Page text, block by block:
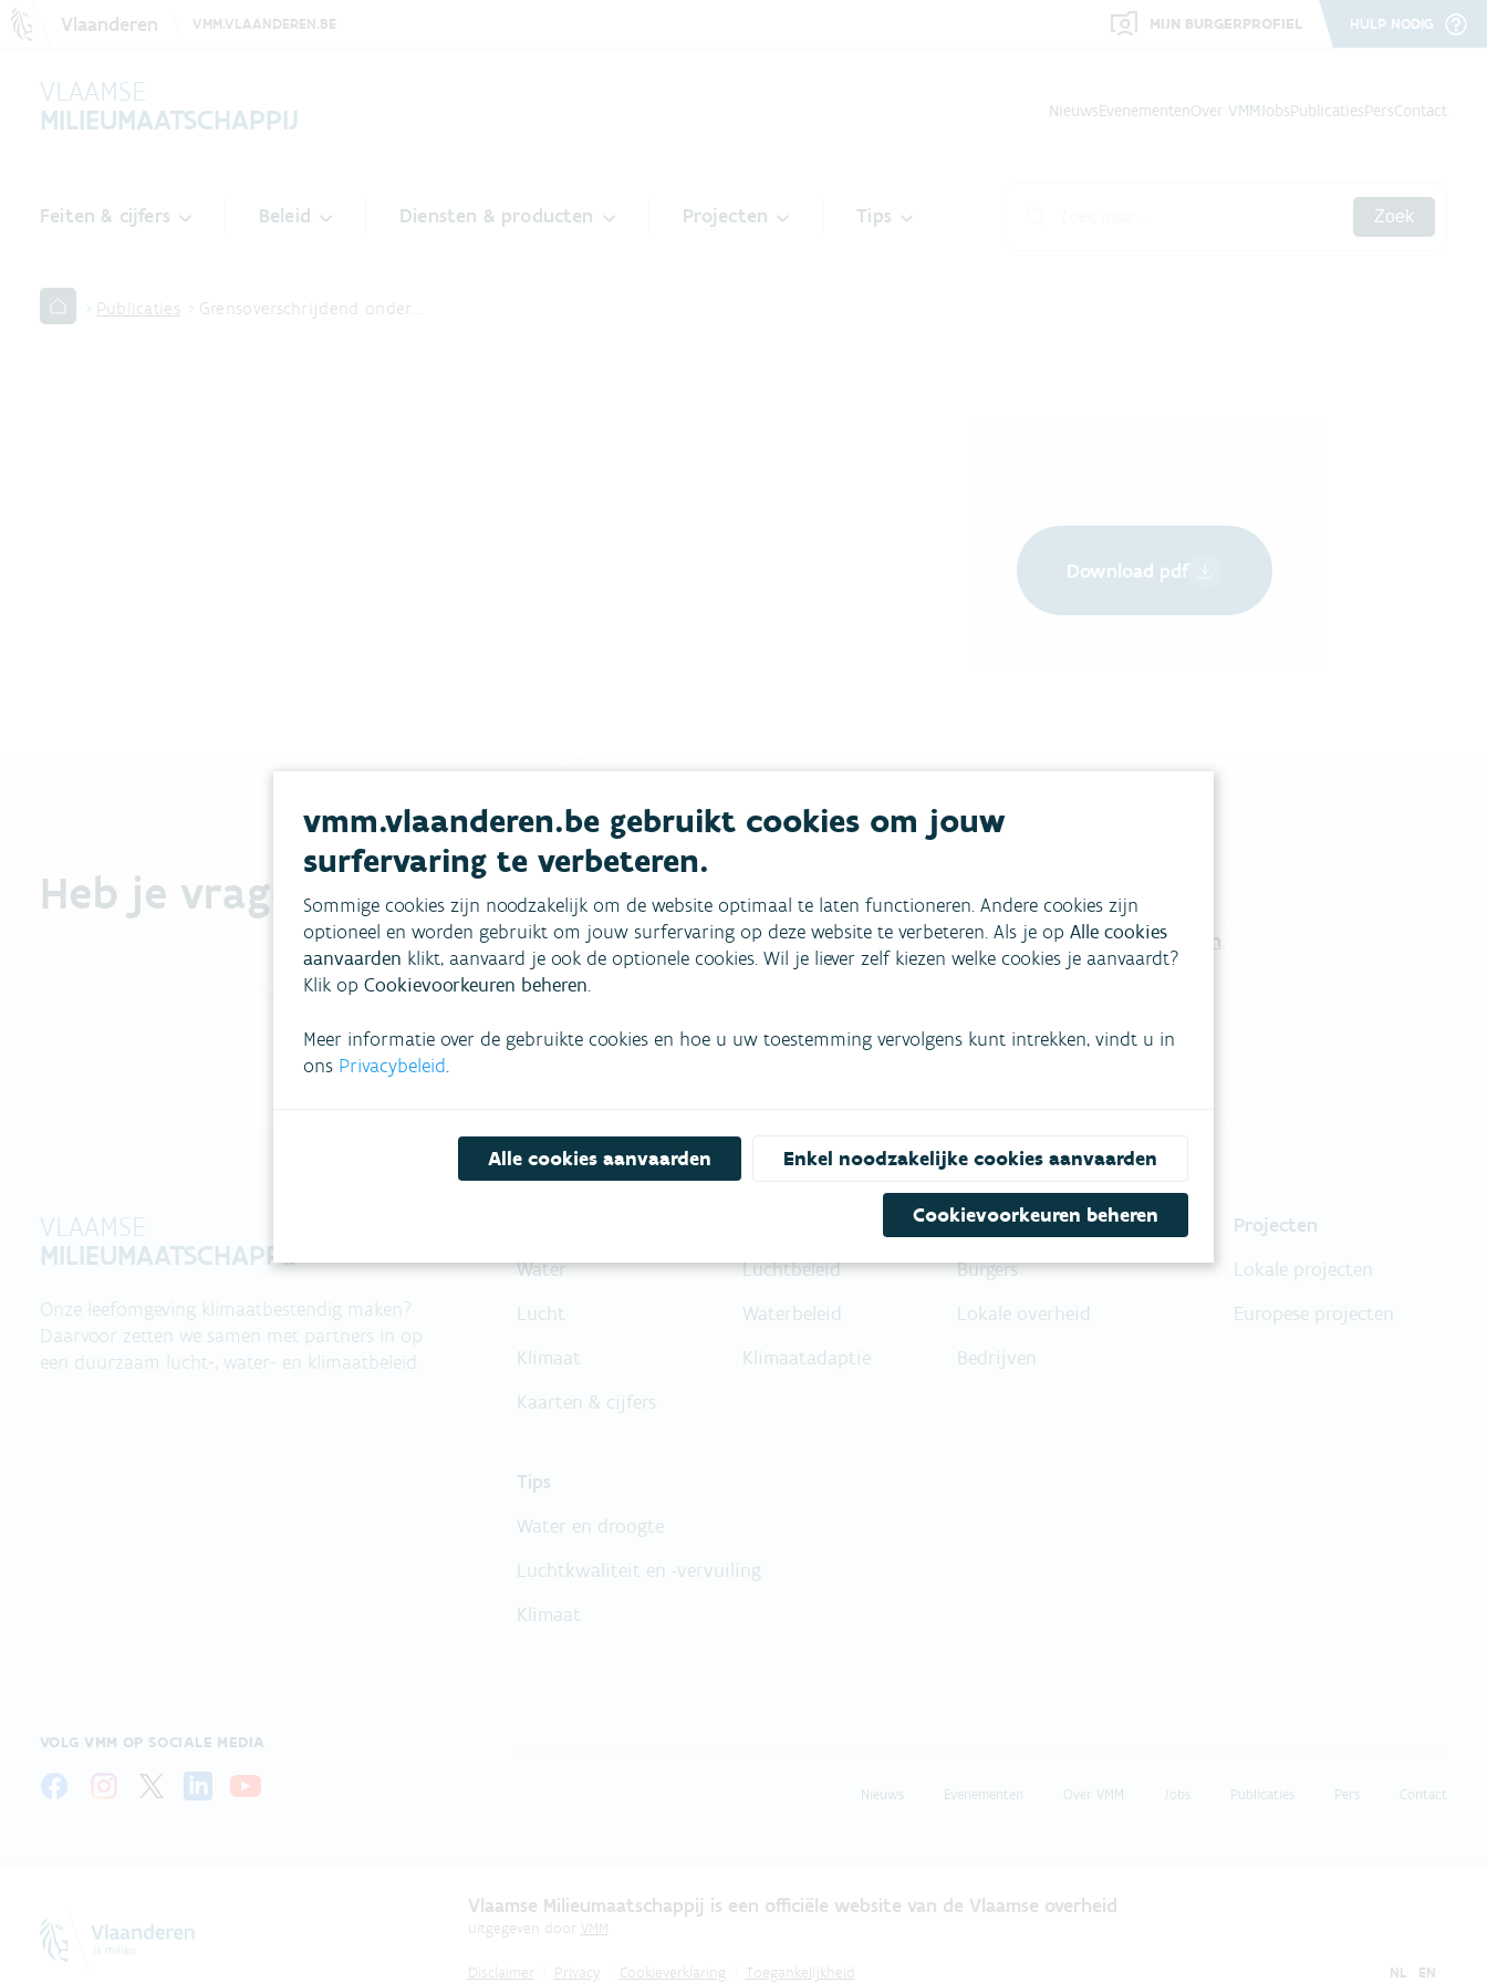
Vlaanderen VMM.VLAANDEREN.BE MIJN BURGERPROFIEL HULP NODIG
VLAAMSE
MILIEUMAATSCHAPPIJ
NieuwsEvenementenOver VMMJobsPublicatiesPersContact
Feiten & cijfers Beleid Diensten & producten Projecten Tips Zoek
Publicaties Grensoverschrijdend onder…
Download pdf
Heb je vragen?
Niet gevonden wat je zocht? Vul ons contactformulier in.
VLAAMSE
MILIEUMAATSCHAPPIJ
Onze leefomgeving klimaatbestendig maken?
Daarvoor zetten we samen met partners in op
een duurzaam lucht-, water- en klimaatbeleid.
VOLG VMM OP SOCIALE MEDIA
Water
Lucht
Klimaat
Kaarten & cijfers
Luchtbeleid
Waterbeleid
Klimaatadaptie
Diensten & producten
Burgers
Lokale overheid
Bedrijven
Projecten
Lokale projecten
Europese projecten
Tips
Water en droogte
Luchtkwaliteit en -vervuiling
Klimaat
Nieuws Evenementen Over VMM Jobs Publicaties Pers Contact
Vlaamse Milieumaatschappij is een officiële website van de Vlaamse overheid
uitgegeven door VMM
Disclaimer Privacy Cookieverklaring Toegankelijkheid NL EN
vmm.vlaanderen.be gebruikt cookies om jouw
surfervaring te verbeteren.
Sommige cookies zijn noodzakelijk om de website optimaal te laten functioneren. Andere cookies zijn
optioneel en worden gebruikt om jouw surfervaring op deze website te verbeteren. Als je op Alle cookies
aanvaarden klikt, aanvaard je ook de optionele cookies. Wil je liever zelf kiezen welke cookies je aanvaardt?
Klik op Cookievoorkeuren beheren.
Meer informatie over de gebruikte cookies en hoe u uw toestemming vervolgens kunt intrekken, vindt u in
ons Privacybeleid.
Alle cookies aanvaarden Enkel noodzakelijke cookies aanvaarden
Cookievoorkeuren beheren